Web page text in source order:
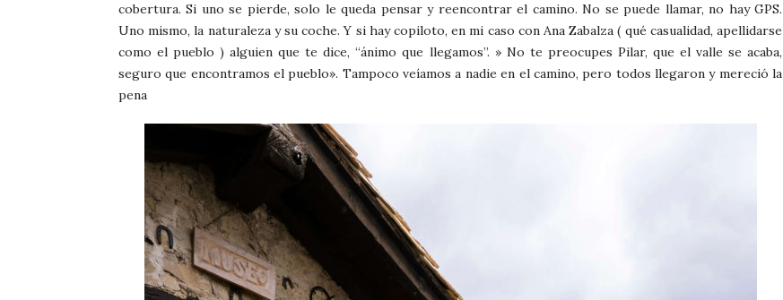
cobertura. Si uno se pierde, solo le queda pensar y reencontrar el camino. No se puede llamar, no hay GPS.
Uno mismo, la naturaleza y su coche. Y si hay copiloto, en mi caso con Ana Zabalza ( qué casualidad, apellidarse
como el pueblo ) alguien que te dice, “ánimo que llegamos”. » No te preocupes Pilar, que el valle se acaba,
seguro que encontramos el pueblo». Tampoco veíamos a nadie en el camino, pero todos llegaron y mereció la
pena